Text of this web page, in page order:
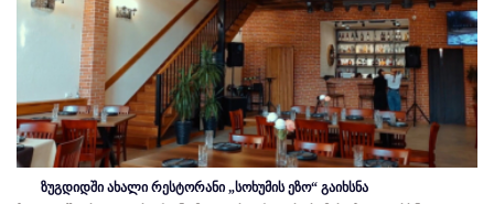
ზუგდიდში ახალი რესტორანი „სოხუმის ეზო“ გაიხსნა